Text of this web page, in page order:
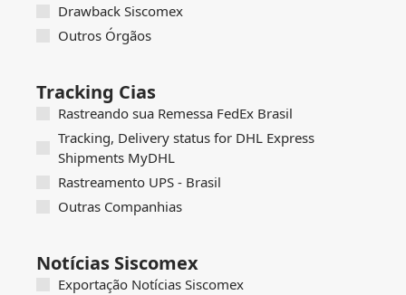
Drawback Siscomex
Outros Órgãos
Tracking Cias
Rastreando sua Remessa FedEx Brasil
Tracking, Delivery status for DHL Express
Shipments MyDHL
Rastreamento UPS - Brasil
Outras Companhias
Notícias Siscomex
Exportação Notícias Siscomex